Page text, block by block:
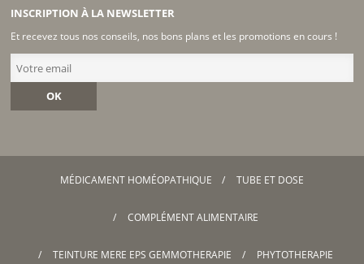
INSCRIPTION À LA NEWSLETTER
Et recevez tous nos conseils, nos bons plans et les promotions en cours !
OK
MÉDICAMENT HOMÉOPATHIQUE TUBE ET DOSE
COMPLÉMENT ALIMENTAIRE
TEINTURE MERE EPS GEMMOTHERAPIE PHYTOTHERAPIE